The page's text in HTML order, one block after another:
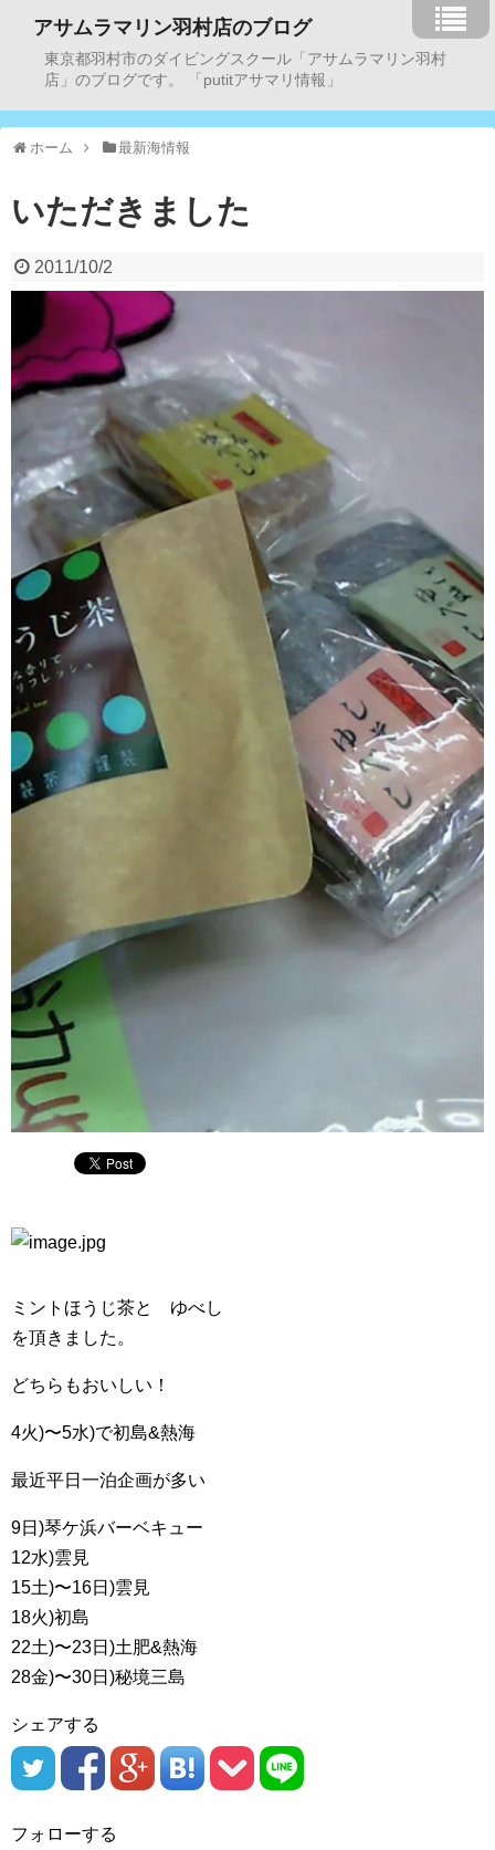
アサムラマリン羽村店のブログ
東京都羽村市のダイビングスクール「アサムラマリン羽村
店」のブログです。 「putitアサマリ情報」
ホーム 最新海情報
いただきました
2011/10/2
ミントほうじ茶と ゆべし
を頂きました。
どちらもおいしい！
4火)〜5水)で初島&熱海
最近平日一泊企画が多い
9日)琴ケ浜バーベキュー
12水)雲見
15土)〜16日)雲見
18火)初島
22土)〜23日)土肥&熱海
28金)〜30日)秘境三島
シェアする
フォローする